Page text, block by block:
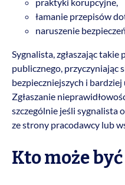
praktyki korupcyjne,
łamanie przepisów
naruszenie
Sygnalista, zgłaszając takie
publicznego, przyczyniając
bezpieczniejszych i
Zgłaszanie
szczególnie jeśli sygnalista
ze strony pracodawcy lub
Kto może